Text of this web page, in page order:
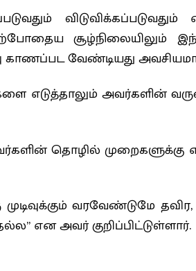
விடுவிக்கப்படுவதும்
சூழ்நிலையிலும்
காணப்பட வேண்டியது
எடுத்தாலும் அவர்களின்
தொழில் முறைகளுக்கு
வரவேண்டுமே
என அவர் குறிப்பிட்டுள்ளார்.